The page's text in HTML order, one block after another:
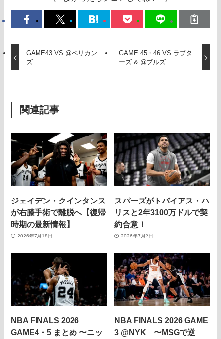
GAME43 VS @ペリカン
ズ
GAME 45・46 VS ラプタ
ーズ & @ブルズ
関連記事
ジェイデン・クインタンス
が右膝手術で離脱へ【復帰
時期の最新情報】
2026年7月18日
スパーズがトバイアス・ハ
リスと2年3100万ドルで契
約合意！
2026年7月2日
NBA FINALS 2026
GAME4・5 まとめ 〜ニッ
NBA FINALS 2026 GAME
3 @NYK 〜MSGで逆